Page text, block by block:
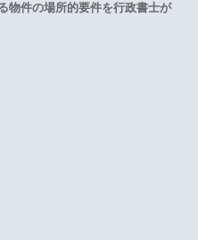
物件の場所的要件を行政書士が